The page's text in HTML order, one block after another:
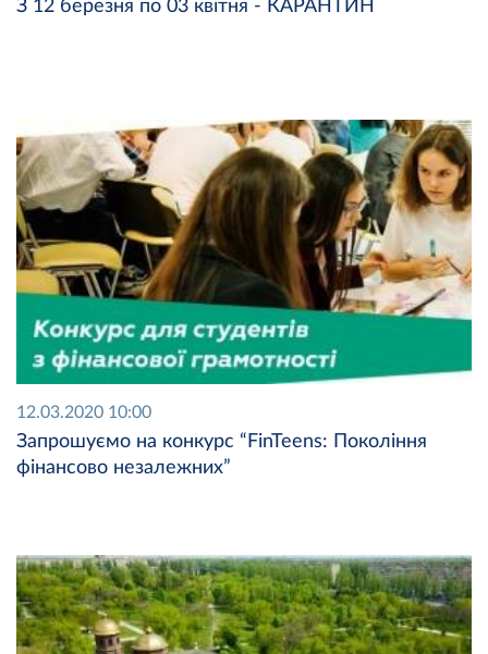
З 12 березня по 03 квітня - КАРАНТИН
12.03.2020 10:00
Запрошуємо на конкурс “FinTeens: Покоління
фінансово незалежних”